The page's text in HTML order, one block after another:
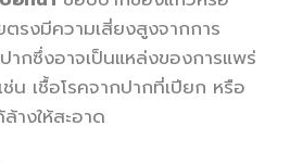
ตรงมีความเสี่ยงสูงจากการ
กซึ่งอาจเป็นแหล่งของการแพร่
ช่น เชื้อโรคจากปากที่เปียก หรือ
างให้สะอาด